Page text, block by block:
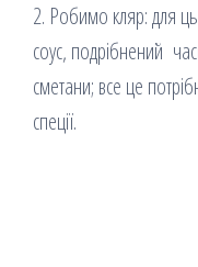
2. Робимо кляр: для
соус, подрібнений
сметани; все це
спеції.